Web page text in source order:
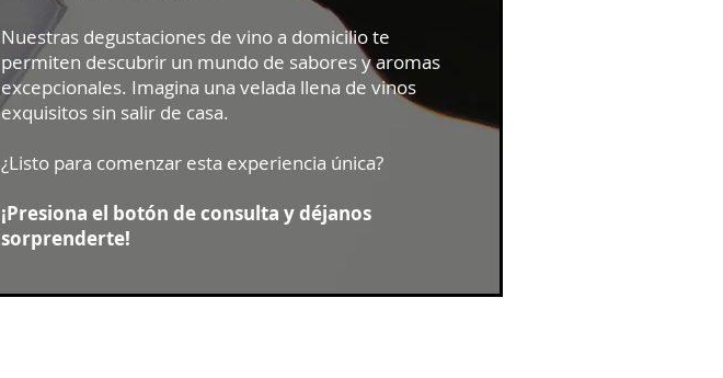
Nuestras degustaciones de vino a domicilio te
permiten descubrir un mundo de sabores y aromas
excepcionales. Imagina una velada llena de vinos
exquisitos sin salir de casa.
¿Listo para comenzar esta experiencia única?
¡Presiona el botón de consulta y déjanos
sorprenderte!